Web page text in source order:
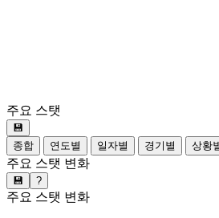
주요 스탯
💾
종합
연도별 일자별 경기별 상황
주요 스탯 변화
💾 ?
주요 스탯 변화